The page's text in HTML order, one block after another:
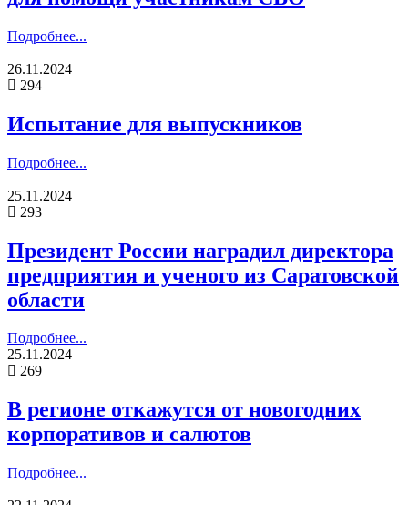
Подробнее...
26.11.2024
294
Испытание для выпускников
Подробнее...
25.11.2024
293
Президент России наградил директора
предприятия и ученого из Саратовской
области
Подробнее...
25.11.2024
269
В регионе откажутся от новогодних
корпоративов и салютов
Подробнее...